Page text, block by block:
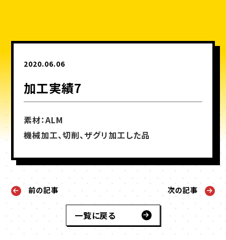
2020.06.06
加工実績7
素材：ALM
機械加工、切削、ザグリ加工した品
前の記事 次の記事
一覧に戻る